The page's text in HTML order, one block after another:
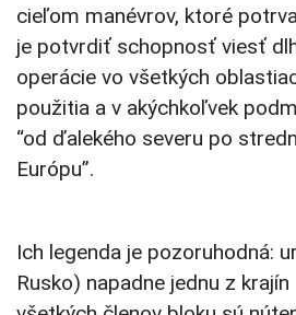
cieľom manévrov, ktoré
je potvrdiť schopnosť viesť
operácie vo všetkých
použitia a v akýchkoľvek
“od ďalekého severu po
Európu”.
Ich legenda je pozoruhodná:
Rusko) napadne jednu z